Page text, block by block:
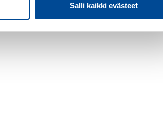
Salli kaikki evästeet